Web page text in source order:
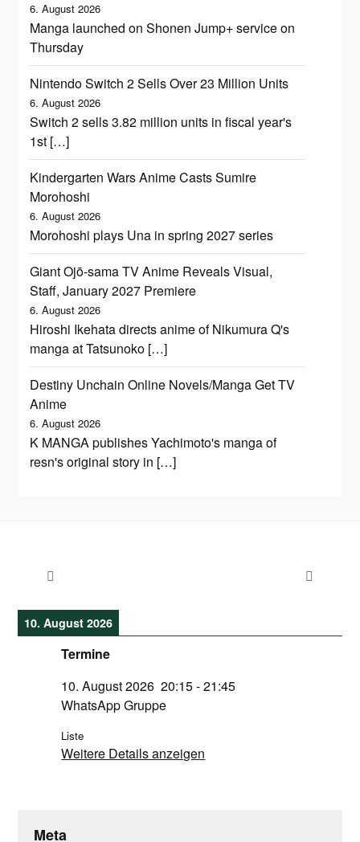
6. August 2026
Manga launched on Shonen Jump+ service on
Thursday
Nintendo Switch 2 Sells Over 23 Million Units
6. August 2026
Switch 2 sells 3.82 million units in fiscal year's
1st […]
Kindergarten Wars Anime Casts Sumire
Morohoshi
6. August 2026
Morohoshi plays Una in spring 2027 series
Giant Ojō-sama TV Anime Reveals Visual,
Staff, January 2027 Premiere
6. August 2026
Hiroshi Ikehata directs anime of Nikumura Q's
manga at Tatsunoko […]
Destiny Unchain Online Novels/Manga Get TV
Anime
6. August 2026
K MANGA publishes Yachimoto's manga of
resn's original story in […]
10. August 2026
Termine
10. August 2026 20:15-21:45
WhatsApp Gruppe
Liste
Weitere Details anzeigen
Meta